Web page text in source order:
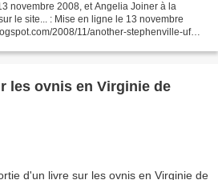
novembre 2008, et Angelia Joiner à la
le site... : Mise en ligne le 13 novembre
2008/11/another-stephenville-ufo-
les ovnis en Virginie de